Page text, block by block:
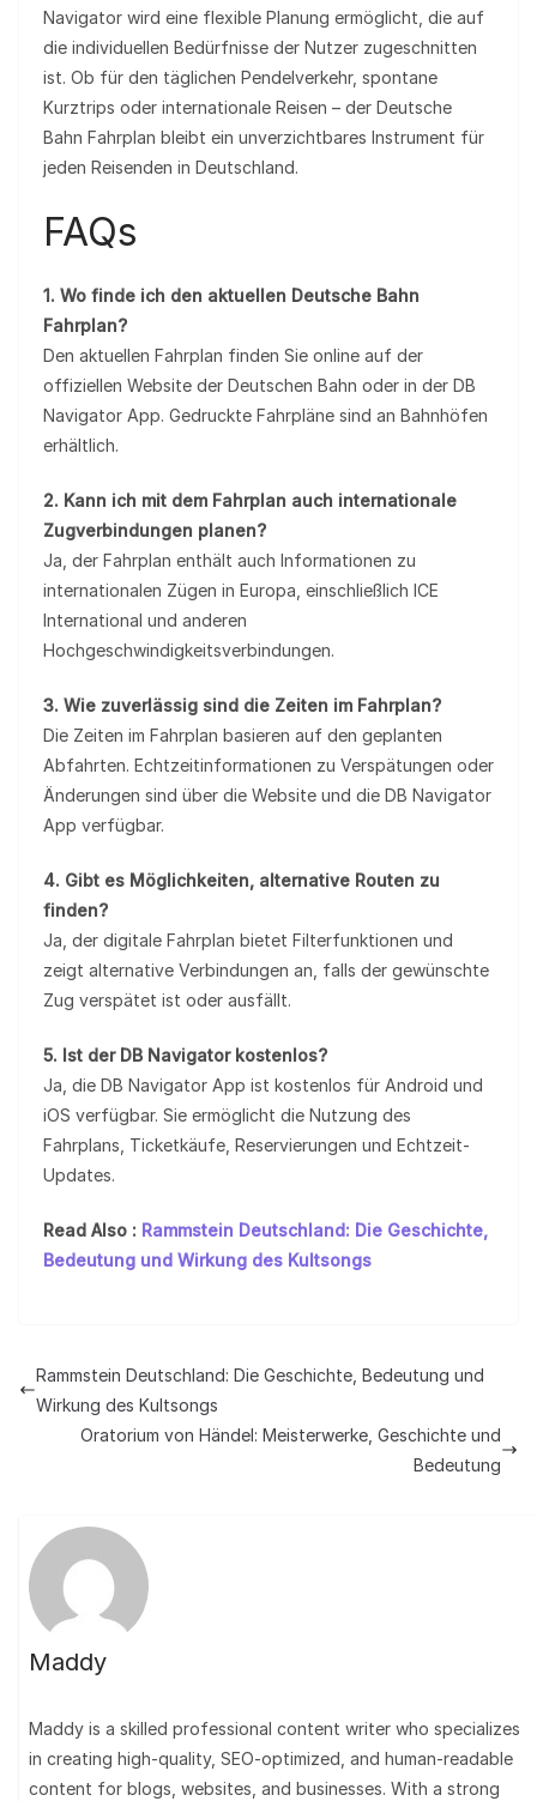
Navigator wird eine flexible Planung ermöglicht, die auf
die individuellen Bedürfnisse der Nutzer zugeschnitten
ist. Ob für den täglichen Pendelverkehr, spontane
Kurztrips oder internationale Reisen – der Deutsche
Bahn Fahrplan bleibt ein unverzichtbares Instrument für
jeden Reisenden in Deutschland.
FAQs
1. Wo finde ich den aktuellen Deutsche Bahn
Fahrplan?
Den aktuellen Fahrplan finden Sie online auf der
offiziellen Website der Deutschen Bahn oder in der DB
Navigator App. Gedruckte Fahrpläne sind an Bahnhöfen
erhältlich.
2. Kann ich mit dem Fahrplan auch internationale
Zugverbindungen planen?
Ja, der Fahrplan enthält auch Informationen zu
internationalen Zügen in Europa, einschließlich ICE
International und anderen
Hochgeschwindigkeitsverbindungen.
3. Wie zuverlässig sind die Zeiten im Fahrplan?
Die Zeiten im Fahrplan basieren auf den geplanten
Abfahrten. Echtzeitinformationen zu Verspätungen oder
Änderungen sind über die Website und die DB Navigator
App verfügbar.
4. Gibt es Möglichkeiten, alternative Routen zu
finden?
Ja, der digitale Fahrplan bietet Filterfunktionen und
zeigt alternative Verbindungen an, falls der gewünschte
Zug verspätet ist oder ausfällt.
5. Ist der DB Navigator kostenlos?
Ja, die DB Navigator App ist kostenlos für Android und
iOS verfügbar. Sie ermöglicht die Nutzung des
Fahrplans, Ticketkäufe, Reservierungen und Echtzeit-
Updates.
Read Also : Rammstein Deutschland: Die Geschichte,
Bedeutung und Wirkung des Kultsongs
Rammstein Deutschland: Die Geschichte, Bedeutung und
Wirkung des Kultsongs
Oratorium von Händel: Meisterwerke, Geschichte und
Bedeutung
Maddy
Maddy is a skilled professional content writer who specializes
in creating high-quality, SEO-optimized, and human-readable
content for blogs, websites, and businesses. With a strong